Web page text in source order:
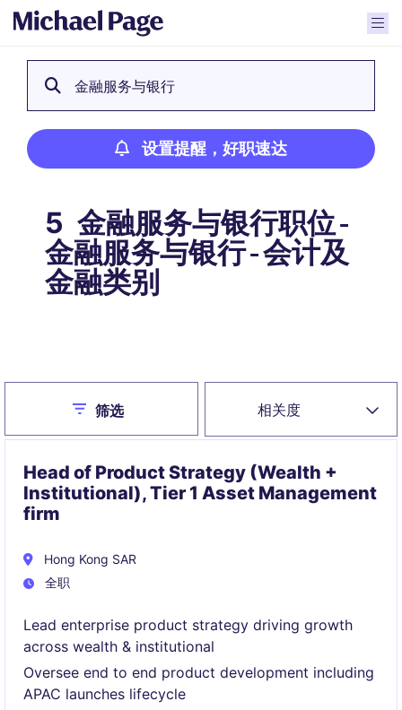
金融服务与银行
设置提醒，好职速达
5 金融服务与银行职位 -
金融服务与银行 - 会计及
金融类别
相关度
Close
筛选
Head of Product Strategy (Wealth +
Institutional), Tier 1 Asset Management
firm
Hong Kong SAR
全职
Lead enterprise product strategy driving growth
across wealth & institutional
Oversee end to end product development including
APAC launches lifecycle